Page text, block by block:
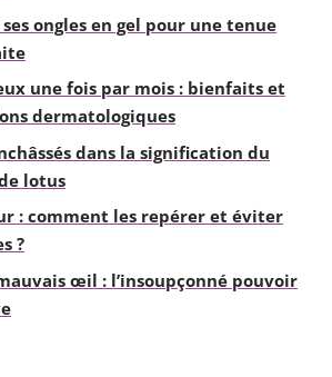
ongles en gel pour une tenue
une fois par mois : bienfaits et
dermatologiques
dans la signification du
lotus
: comment les repérer et éviter
?
œil : l’insoupçonné pouvoir